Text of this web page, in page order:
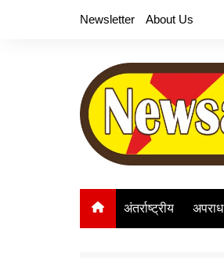
Newsletter About Us
अंतर्राष्ट्रीय अपराध